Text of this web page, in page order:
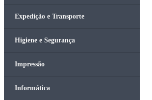
Expedição e Transporte
Higiene e Segurança
Impressão
Informática